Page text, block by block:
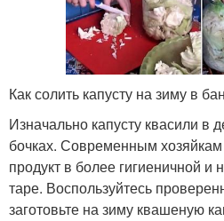
Как солить капусту на зиму в
Изначально капусту квасили в
бочках. Современным хозяйкам
продукт в более гигиеничной и
таре. Воспользуйтесь
заготовьте на зиму квашеную